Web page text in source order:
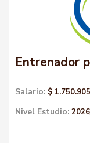
Entrenador
Salario: $ 1.750.905
Nivel Estudio: